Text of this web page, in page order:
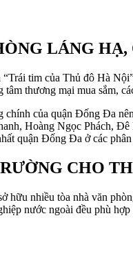
LÁNG
tim của Thủ đô Hà
thương mại mua sắm,
của quận Đống Đa
Hoàng Ngọc Phách,
quận Đống Đa ở các
CHO
hữu nhiều tòa nhà văn
nước ngoài đều phù